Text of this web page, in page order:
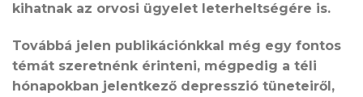
kihatnak az orvosi ügyelet leterheltségére is.
Továbbá jelen publikációnkkal még egy fontos
témát szeretnénk érinteni, mégpedig a téli
hónapokban jelentkező depresszió tüneteiről,